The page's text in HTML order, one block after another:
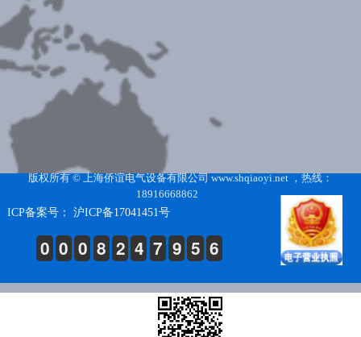
版权所有 © 上海侨谊电气设备有限公司 www.shqiaoyi.net ，热线：
18916668862
ICP备案号： 沪ICP备17041451号
0 0 0 8 2 4 7 9 5 6